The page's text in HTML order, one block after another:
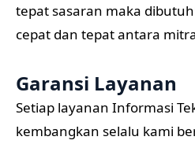
tepat sasaran maka
cepat dan tepat antara
Garansi Layanan
Setiap layanan Informasi
kembangkan selalu kami